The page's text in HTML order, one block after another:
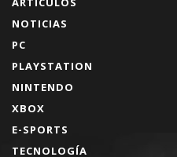
NOTICIAS
PC
PLAYSTATION
NINTENDO
XBOX
E-SPORTS
TECNOLOGÍA